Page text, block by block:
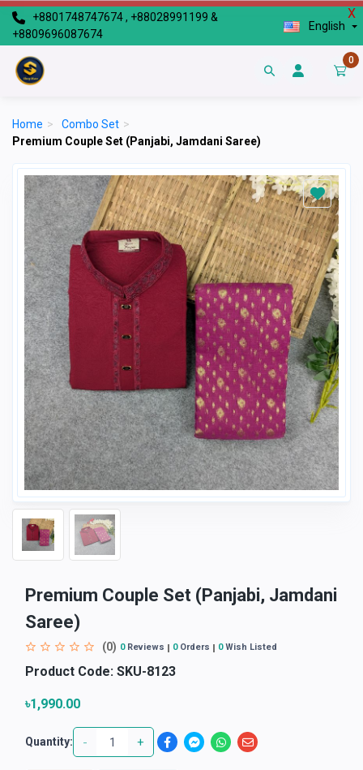
X
+8801748747674 , +88028991199 &
+8809696087674
English
0
Home > Combo Set >
Premium Couple Set (Panjabi, Jamdani Saree)
Premium Couple Set (Panjabi, Jamdani
Saree)
(0) 0Reviews 0Orders 0Wish Listed
Product Code: SKU-8123
৳1,990.00
Quantity: - +